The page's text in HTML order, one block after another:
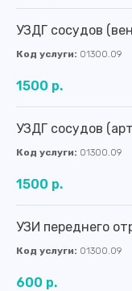
УЗДГ сосудов
Код услуги: 01300.09
1500 р.
УЗДГ сосудов
Код услуги: 01300.09
1500 р.
УЗИ переднего
Код услуги: 01300.09
600 р.